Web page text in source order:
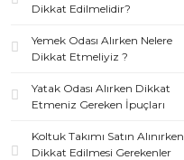
Dikkat Edilmelidir?
Yemek Odası Alırken Nelere
Dikkat Etmeliyiz ?
Yatak Odası Alırken Dikkat
Etmeniz Gereken İpuçları
Koltuk Takımı Satın Alınırken
Dikkat Edilmesi Gerekenler